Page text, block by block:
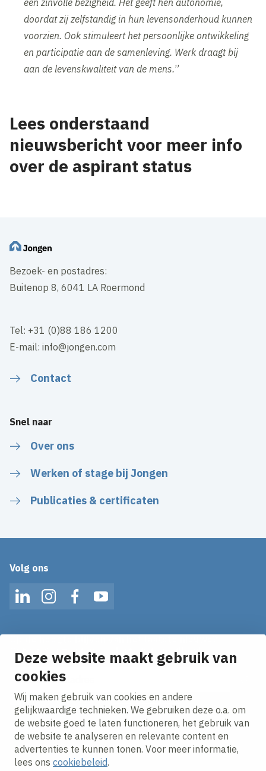
Deze website maakt gebruik van
cookies
Wij maken gebruik van cookies en andere
gelijkwaardige technieken. We gebruiken deze o.a. om
de website goed te laten functioneren, het gebruik van
de website te analyseren en relevante content en
advertenties te kunnen tonen. Voor meer informatie,
lees ons cookiebeleid.
een zinvolle bezigheid. Het geeft hen autonomie,
doordat zij zelfstandig in hun levensonderhoud kunnen
voorzien. Ook stimuleert het persoonlijke ontwikkeling
en participatie aan de samenleving. Werk draagt bij
aan de levenskwaliteit van de mens.”
Lees onderstaand
nieuwsbericht voor meer info
over de aspirant status
Bezoek- en postadres:
Buitenop 8, 6041 LA Roermond
Tel: +31 (0)88 186 1200
E-mail: info@jongen.com
Contact
Snel naar
Over ons
Werken of stage bij Jongen
Publicaties & certificaten
Volg ons
LinkedInInstagramFacebookYouTube
Ontvang onze nieuws alerts in je mailbox!
E-mailadres
Ik ga akkoord met hetprivacy statement.